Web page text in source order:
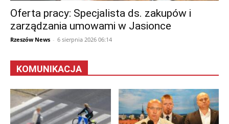
Oferta pracy: Specjalista ds. zakupów i
zarządzania umowami w Jasionce
Rzeszów News - 6 sierpnia 2026 06:14
KOMUNIKACJA